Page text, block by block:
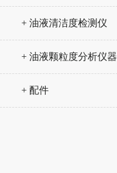
+ 油液清洁度检测仪
+ 油液颗粒度分析仪器
+ 配件